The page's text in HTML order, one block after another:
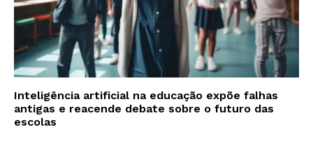
Inteligência artificial na educação expõe falhas
antigas e reacende debate sobre o futuro das
escolas